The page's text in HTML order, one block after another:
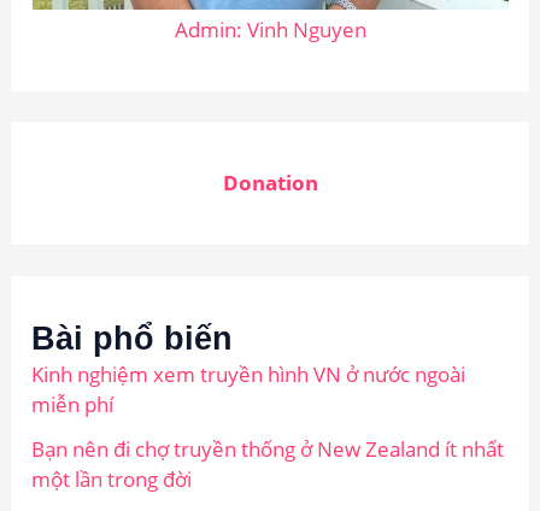
Admin: Vinh Nguyen
Donation
Bài phổ biến
Kinh nghiệm xem truyền hình VN ở nước ngoài
miễn phí
Bạn nên đi chợ truyền thống ở New Zealand ít nhất
một lần trong đời